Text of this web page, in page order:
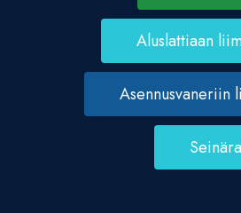
Aluslattiaan
Asennusvaneriin